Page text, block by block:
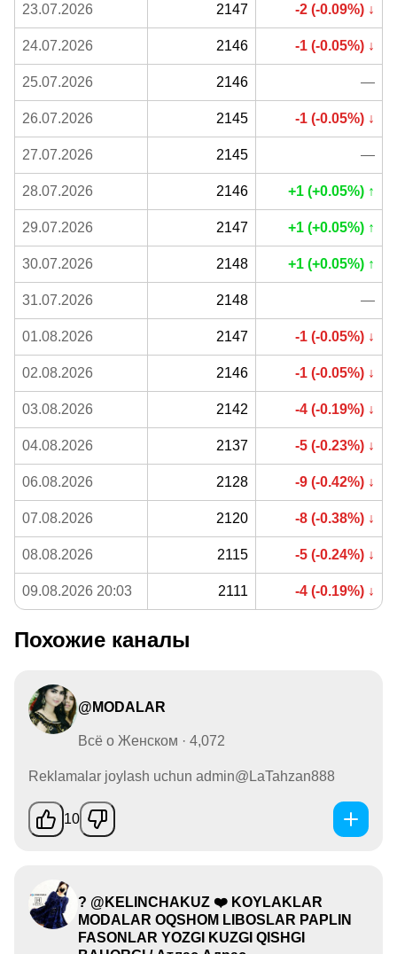
23.07.2026 2147 -2 (-0.09%) ↓
24.07.2026 2146 -1 (-0.05%) ↓
25.07.2026 2146 —
26.07.2026 2145 -1 (-0.05%) ↓
27.07.2026 2145 —
28.07.2026 2146 +1 (+0.05%) ↑
29.07.2026 2147 +1 (+0.05%) ↑
30.07.2026 2148 +1 (+0.05%) ↑
31.07.2026 2148 —
01.08.2026 2147 -1 (-0.05%) ↓
02.08.2026 2146 -1 (-0.05%) ↓
03.08.2026 2142 -4 (-0.19%) ↓
04.08.2026 2137 -5 (-0.23%) ↓
06.08.2026 2128 -9 (-0.42%) ↓
07.08.2026 2120 -8 (-0.38%) ↓
08.08.2026 2115 -5 (-0.24%) ↓
09.08.2026 20:03 2111 -4 (-0.19%) ↓
Похожие каналы
@MODALAR
Всё о Женском · 4,072
Reklamalar joylash uchun admin@LaTahzan888
10
? @KELINCHAKUZ ❤️ KOYLAKLAR
MODALAR OQSHOM LIBOSLAR PAPLIN
FASONLAR YOZGI KUZGI QISHGI